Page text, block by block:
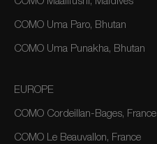
COMO Uma Paro, Bhutan
COMO Uma Punakha, Bhutan
EUROPE
COMO Cordeillan-Bages, France
COMO Le Beauvallon, France